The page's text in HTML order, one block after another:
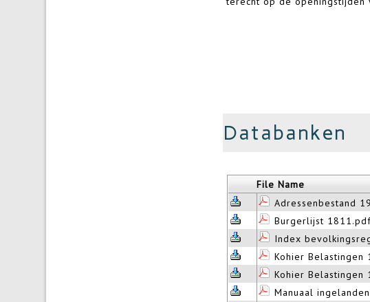
Databanken
File Name
Adressenbestand
Burgerlijst
Index
Kohier Belastingen
Kohier Belastingen
Manuaal